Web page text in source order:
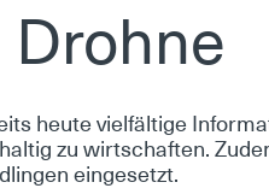
Droh­ne
heu­te viel­fäl­ti­ge
zu wirt­schaf­ten.
ein­ge­setzt.